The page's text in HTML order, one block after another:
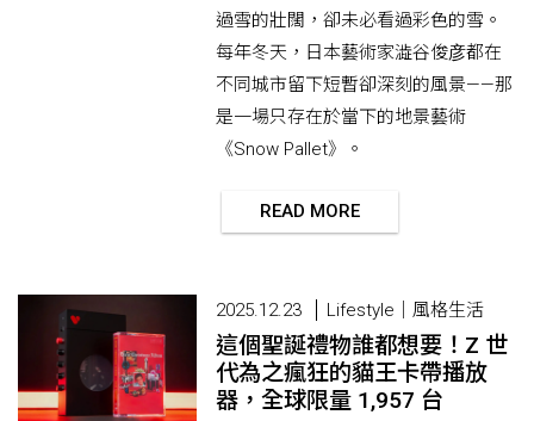
過雪的壯闊，卻未必看過彩色的雪。
每年冬天，日本藝術家澁谷俊彦都在
不同城市留下短暫卻深刻的風景——那
是一場只存在於當下的地景藝術
《Snow Pallet》。
READ MORE
2025.12.23 Lifestyle｜風格生活
這個聖誕禮物誰都想要！Z 世
代為之瘋狂的貓王卡帶播放
器，全球限量 1,957 台